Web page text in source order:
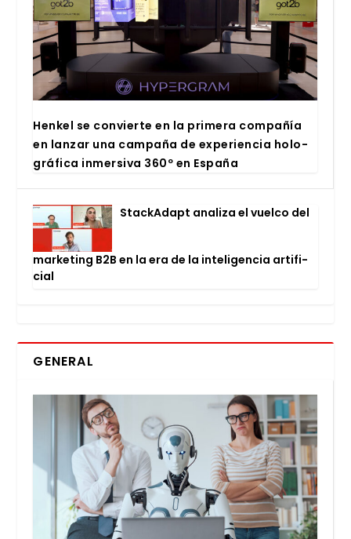
Hen­kel se con­vier­te en la pri­me­ra com­pa­ñía
en lan­zar una cam­pa­ña de expe­rien­cia holo­
grá­fi­ca inmer­si­va 360º en Espa­ña
Stac­kA­dapt ana­li­za el vuel­co del
mar­ke­ting B2B en la era de la inte­li­gen­cia arti­fi­
cial
GENERAL